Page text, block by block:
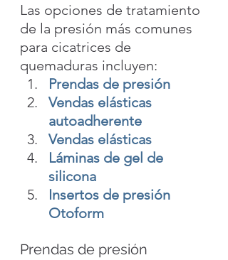
Las opciones de tratamiento
de la presión más comunes
para cicatrices de
quemaduras incluyen:
Prendas de presión
Vendas elásticas
autoadherente
Vendas elásticas
Láminas de gel de
silicona
Insertos de presión
Otoform
Prendas de presión